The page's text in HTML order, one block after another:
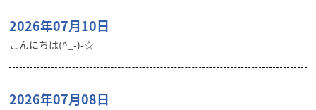
2026年07月10日
こんにちは(^_-)-☆
2026年07月08日